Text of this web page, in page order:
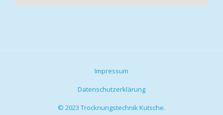
© 2023 Trocknungstechnik Kutsche.
Impressum
Datenschutzerklärung